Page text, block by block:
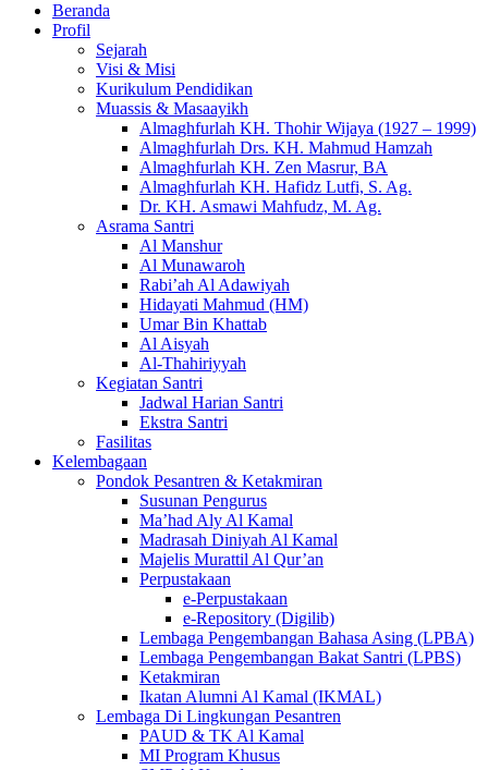
Beranda
Profil
Sejarah
Visi & Misi
Kurikulum Pendidikan
Muassis & Masaayikh
Almaghfurlah KH. Thohir Wijaya (1927 – 1999)
Almaghfurlah Drs. KH. Mahmud Hamzah
Almaghfurlah KH. Zen Masrur, BA
Almaghfurlah KH. Hafidz Lutfi, S. Ag.
Dr. KH. Asmawi Mahfudz, M. Ag.
Asrama Santri
Al Manshur
Al Munawaroh
Rabi’ah Al Adawiyah
Hidayati Mahmud (HM)
Umar Bin Khattab
Al Aisyah
Al-Thahiriyyah
Kegiatan Santri
Jadwal Harian Santri
Ekstra Santri
Fasilitas
Kelembagaan
Pondok Pesantren & Ketakmiran
Susunan Pengurus
Ma’had Aly Al Kamal
Madrasah Diniyah Al Kamal
Majelis Murattil Al Qur’an
Perpustakaan
e-Perpustakaan
e-Repository (Digilib)
Lembaga Pengembangan Bahasa Asing (LPBA)
Lembaga Pengembangan Bakat Santri (LPBS)
Ketakmiran
Ikatan Alumni Al Kamal (IKMAL)
Lembaga Di Lingkungan Pesantren
PAUD & TK Al Kamal
MI Program Khusus